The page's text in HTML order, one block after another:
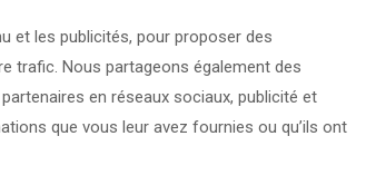
sur les prix restent persistantes.
plus de deux ans.
à publier des données mensuelles
et les publicités, pour proposer des
trafic. Nous partageons également des
en réseaux sociaux, publicité et
que vous leur avez fournies ou qu’ils ont